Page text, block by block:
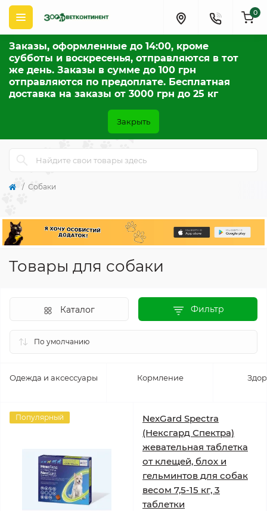
Заказы, оформленные до 14:00, кроме
субботы и воскресенья, отправляются в тот
же день. Заказы в сумме до 100 грн
отправляются по предоплате. Бесплатная
доставка на заказы от 3000 грн до 25 кг
Закрыть
0
Собаки
Товары для cобаки
Фильтр
Каталог
Одежда и аксессуары Кормление
Популярный
NexGard Spectra
(Нексгард Спектра)
жевательная таблетка
от клещей, блох и
гельминтов для собак
весом 7,5-15 кг, 3
таблетки